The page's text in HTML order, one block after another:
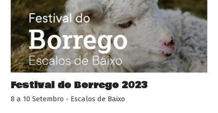
Festival do Borrego 2023
8 a 10 Setembro - Escalos de Baixo